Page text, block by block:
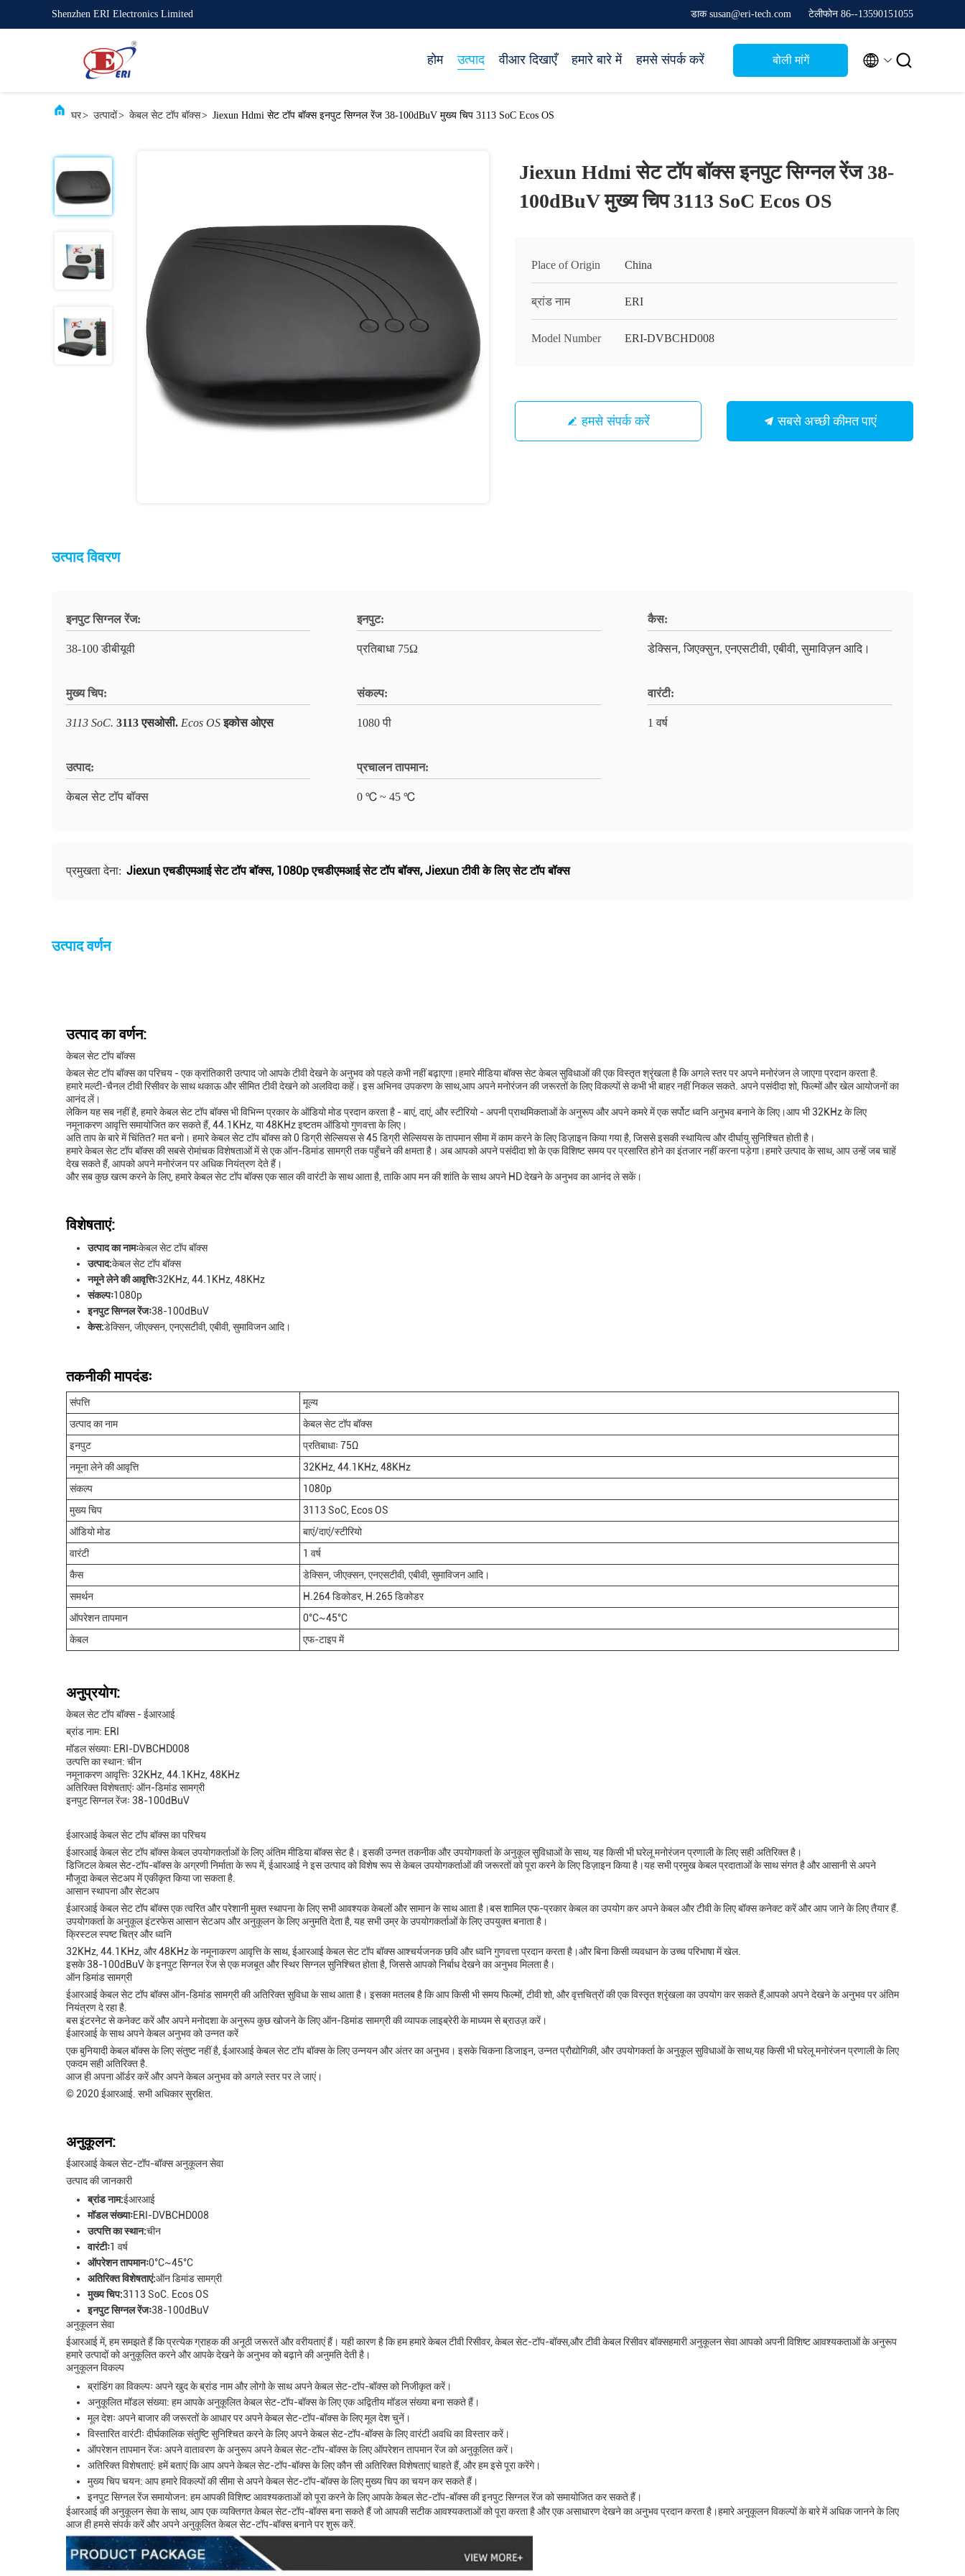
Shenzhen ERI Electronics Limited डाक susan@eri-tech.com टेलीफोन 86--13590151055
होम उत्पाद वीआर दिखाएँ हमारे बारे में हमसे संपर्क करें बोली मांगें  
घर> उत्पादों> केबल सेट टॉप बॉक्स> Jiexun Hdmi सेट टॉप बॉक्स इनपुट सिग्नल रेंज 38-100dBuV मुख्य चिप 3113 SoC Ecos OS
Jiexun Hdmi सेट टॉप बॉक्स इनपुट सिग्नल रेंज 38-
100dBuV मुख्य चिप 3113 SoC Ecos OS
Place of Origin China
ब्रांड नाम ERI
Model Number ERI-DVBCHD008
हमसे संपर्क करें सबसे अच्छी कीमत पाएं
उत्पाद विवरण
इनपुट सिग्नल रेंज:
38-100 डीबीयूवी
इनपुट:
प्रतिबाधा 75Ω
कैस:
डेक्सिन, जिएक्सुन, एनएसटीवी, एबीवी, सुमाविज़न आदि।
मुख्य चिप:
3113 SoC. 3113 एसओसी. Ecos OS इकोस ओएस
संकल्प:
1080 पी
वारंटी:
1 वर्ष
उत्पाद:
केबल सेट टॉप बॉक्स
प्रचालन तापमान:
0 ℃ ~ 45 ℃
प्रमुखता देना: Jiexun एचडीएमआई सेट टॉप बॉक्स, 1080p एचडीएमआई सेट टॉप बॉक्स,Jiexun टीवी के लिए सेट टॉप बॉक्स
उत्पाद वर्णन
उत्पाद का वर्णन:
केबल सेट टॉप बॉक्स
केबल सेट टॉप बॉक्स का परिचय - एक क्रांतिकारी उत्पाद जो आपके टीवी देखने के अनुभव को पहले कभी नहीं बढ़ाएगा।हमारे मीडिया बॉक्स सेट केबल सुविधाओं की एक विस्तृत श्रृंखला है कि अगले स्तर पर अपने मनोरंजन ले जाएगा प्रदान करता है.
हमारे मल्टी-चैनल टीवी रिसीवर के साथ थकाऊ और सीमित टीवी देखने को अलविदा कहें। इस अभिनव उपकरण के साथ,आप अपने मनोरंजन की जरूरतों के लिए विकल्पों से कभी भी बाहर नहीं निकल सकते. अपने पसंदीदा शो, फिल्मों और खेल आयोजनों का
आनंद लें।
लेकिन यह सब नहीं है, हमारे केबल सेट टॉप बॉक्स भी विभिन्न प्रकार के ऑडियो मोड प्रदान करता है - बाएं, दाएं, और स्टीरियो - अपनी प्राथमिकताओं के अनुरूप और अपने कमरे में एक सर्पोट ध्वनि अनुभव बनाने के लिए।आप भी 32KHz के लिए
नमूनाकरण आवृत्ति समायोजित कर सकते हैं, 44.1KHz, या 48KHz इष्टतम ऑडियो गुणवत्ता के लिए।
अति ताप के बारे में चिंतित? मत बनो। हमारे केबल सेट टॉप बॉक्स को 0 डिग्री सेल्सियस से 45 डिग्री सेल्सियस के तापमान सीमा में काम करने के लिए डिज़ाइन किया गया है, जिससे इसकी स्थायित्व और दीर्घायु सुनिश्चित होती है।
हमारे केबल सेट टॉप बॉक्स की सबसे रोमांचक विशेषताओं में से एक ऑन-डिमांड सामग्री तक पहुँचने की क्षमता है। अब आपको अपने पसंदीदा शो के एक विशिष्ट समय पर प्रसारित होने का इंतजार नहीं करना पड़ेगा।हमारे उत्पाद के साथ, आप उन्हें जब चाहें
देख सकते हैं, आपको अपने मनोरंजन पर अधिक नियंत्रण देते हैं।
और सब कुछ खत्म करने के लिए, हमारे केबल सेट टॉप बॉक्स एक साल की वारंटी के साथ आता है, ताकि आप मन की शांति के साथ अपने HD देखने के अनुभव का आनंद ले सकें।
विशेषताएं:
उत्पाद का नामःकेबल सेट टॉप बॉक्स
उत्पाद:केबल सेट टॉप बॉक्स
नमूने लेने की आवृत्तिः32KHz, 44.1KHz, 48KHz
संकल्पः1080p
इनपुट सिग्नल रेंजः38-100dBuV
केस:डेक्सिन, जीएक्सन, एनएसटीवी, एबीवी, सुमाविजन आदि।
तकनीकी मापदंडः
संपत्ति
मूल्य
उत्पाद का नाम
केबल सेट टॉप बॉक्स
इनपुट
प्रतिबाधाः 75Ω
नमूना लेने की आवृत्ति
32KHz, 44.1KHz, 48KHz
संकल्प
1080p
मुख्य चिप
3113 SoC, Ecos OS
ऑडियो मोड
बाएं/दाएं/स्टीरियो
वारंटी
1 वर्ष
कैस
डेक्सिन, जीएक्सन, एनएसटीवी, एबीवी, सुमाविजन आदि।
समर्थन
H.264 डिकोडर, H.265 डिकोडर
ऑपरेशन तापमान
0°C~45°C
केबल
एफ-टाइप में
अनुप्रयोग:
केबल सेट टॉप बॉक्स - ईआरआई
ब्रांड नाम: ERI
मॉडल संख्याः ERI-DVBCHD008
उत्पत्ति का स्थान: चीन
नमूनाकरण आवृत्तिः 32KHz, 44.1KHz, 48KHz
अतिरिक्त विशेषताएंः ऑन-डिमांड सामग्री
इनपुट सिग्नल रेंजः 38-100dBuV
ईआरआई केबल सेट टॉप बॉक्स का परिचय
ईआरआई केबल सेट टॉप बॉक्स केबल उपयोगकर्ताओं के लिए अंतिम मीडिया बॉक्स सेट है। इसकी उन्नत तकनीक और उपयोगकर्ता के अनुकूल सुविधाओं के साथ, यह किसी भी घरेलू मनोरंजन प्रणाली के लिए सही अतिरिक्त है।
डिजिटल केबल सेट-टॉप-बॉक्स के अग्रणी निर्माता के रूप में, ईआरआई ने इस उत्पाद को विशेष रूप से केबल उपयोगकर्ताओं की जरूरतों को पूरा करने के लिए डिज़ाइन किया है।यह सभी प्रमुख केबल प्रदाताओं के साथ संगत है और आसानी से अपने
मौजूदा केबल सेटअप में एकीकृत किया जा सकता है.
आसान स्थापना और सेटअप
ईआरआई केबल सेट टॉप बॉक्स एक त्वरित और परेशानी मुक्त स्थापना के लिए सभी आवश्यक केबलों और सामान के साथ आता है।बस शामिल एफ-प्रकार केबल का उपयोग कर अपने केबल और टीवी के लिए बॉक्स कनेक्ट करें और आप जाने के लिए तैयार हैं.
उपयोगकर्ता के अनुकूल इंटरफेस आसान सेटअप और अनुकूलन के लिए अनुमति देता है, यह सभी उम्र के उपयोगकर्ताओं के लिए उपयुक्त बनाता है।
क्रिस्टल स्पष्ट चित्र और ध्वनि
32KHz, 44.1KHz, और 48KHz के नमूनाकरण आवृत्ति के साथ, ईआरआई केबल सेट टॉप बॉक्स आश्चर्यजनक छवि और ध्वनि गुणवत्ता प्रदान करता है।और बिना किसी व्यवधान के उच्च परिभाषा में खेल.
इसके 38-100dBuV के इनपुट सिग्नल रेंज से एक मजबूत और स्थिर सिग्नल सुनिश्चित होता है, जिससे आपको निर्बाध देखने का अनुभव मिलता है।
ऑन डिमांड सामग्री
ईआरआई केबल सेट टॉप बॉक्स ऑन-डिमांड सामग्री की अतिरिक्त सुविधा के साथ आता है। इसका मतलब है कि आप किसी भी समय फिल्मों, टीवी शो, और वृत्तचित्रों की एक विस्तृत श्रृंखला का उपयोग कर सकते हैं,आपको अपने देखने के अनुभव पर अंतिम
नियंत्रण दे रहा है.
बस इंटरनेट से कनेक्ट करें और अपने मनोदशा के अनुरूप कुछ खोजने के लिए ऑन-डिमांड सामग्री की व्यापक लाइब्रेरी के माध्यम से ब्राउज़ करें।
ईआरआई के साथ अपने केबल अनुभव को उन्नत करें
एक बुनियादी केबल बॉक्स के लिए संतुष्ट नहीं है, ईआरआई केबल सेट टॉप बॉक्स के लिए उन्नयन और अंतर का अनुभव। इसके चिकना डिजाइन, उन्नत प्रौद्योगिकी, और उपयोगकर्ता के अनुकूल सुविधाओं के साथ,यह किसी भी घरेलू मनोरंजन प्रणाली के लिए
एकदम सही अतिरिक्त है.
आज ही अपना ऑर्डर करें और अपने केबल अनुभव को अगले स्तर पर ले जाएं।
© 2020 ईआरआई. सभी अधिकार सुरक्षित.
अनुकूलन:
ईआरआई केबल सेट-टॉप-बॉक्स अनुकूलन सेवा
उत्पाद की जानकारी
ब्रांड नाम:ईआरआई
मॉडल संख्याःERI-DVBCHD008
उत्पत्ति का स्थान:चीन
वारंटीः1 वर्ष
ऑपरेशन तापमानः0°C~45°C
अतिरिक्त विशेषताएं:ऑन डिमांड सामग्री
मुख्य चिप:3113 SoC. Ecos OS
इनपुट सिग्नल रेंजः38-100dBuV
अनुकूलन सेवा
ईआरआई में, हम समझते हैं कि प्रत्येक ग्राहक की अनूठी जरूरतें और वरीयताएं हैं। यही कारण है कि हम हमारे केबल टीवी रिसीवर, केबल सेट-टॉप-बॉक्स,और टीवी केबल रिसीवर बॉक्सहमारी अनुकूलन सेवा आपको अपनी विशिष्ट आवश्यकताओं के अनुरूप
हमारे उत्पादों को अनुकूलित करने और आपके देखने के अनुभव को बढ़ाने की अनुमति देती है।
अनुकूलन विकल्प
ब्रांडिंग का विकल्पः अपने खुद के ब्रांड नाम और लोगो के साथ अपने केबल सेट-टॉप-बॉक्स को निजीकृत करें।
अनुकूलित मॉडल संख्या: हम आपके अनुकूलित केबल सेट-टॉप-बॉक्स के लिए एक अद्वितीय मॉडल संख्या बना सकते हैं।
मूल देशः अपने बाजार की जरूरतों के आधार पर अपने केबल सेट-टॉप-बॉक्स के लिए मूल देश चुनें।
विस्तारित वारंटीः दीर्घकालिक संतुष्टि सुनिश्चित करने के लिए अपने केबल सेट-टॉप-बॉक्स के लिए वारंटी अवधि का विस्तार करें।
ऑपरेशन तापमान रेंजः अपने वातावरण के अनुरूप अपने केबल सेट-टॉप-बॉक्स के लिए ऑपरेशन तापमान रेंज को अनुकूलित करें।
अतिरिक्त विशेषताएं: हमें बताएं कि आप अपने केबल सेट-टॉप-बॉक्स के लिए कौन सी अतिरिक्त विशेषताएं चाहते हैं, और हम इसे पूरा करेंगे।
मुख्य चिप चयन: आप हमारे विकल्पों की सीमा से अपने केबल सेट-टॉप-बॉक्स के लिए मुख्य चिप का चयन कर सकते हैं।
इनपुट सिग्नल रेंज समायोजन: हम आपकी विशिष्ट आवश्यकताओं को पूरा करने के लिए आपके केबल सेट-टॉप-बॉक्स की इनपुट सिग्नल रेंज को समायोजित कर सकते हैं।
ईआरआई की अनुकूलन सेवा के साथ, आप एक व्यक्तिगत केबल सेट-टॉप-बॉक्स बना सकते हैं जो आपकी सटीक आवश्यकताओं को पूरा करता है और एक असाधारण देखने का अनुभव प्रदान करता है।हमारे अनुकूलन विकल्पों के बारे में अधिक जानने के लिए
आज ही हमसे संपर्क करें और अपने अनुकूलित केबल सेट-टॉप-बॉक्स बनाने पर शुरू करें.